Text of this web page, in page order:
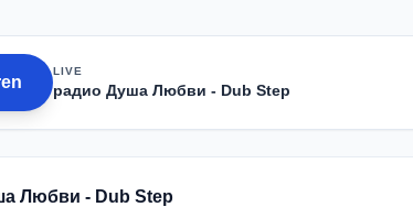
LIVE
радио Душа Любви - Dub Step
Любви - Dub Step